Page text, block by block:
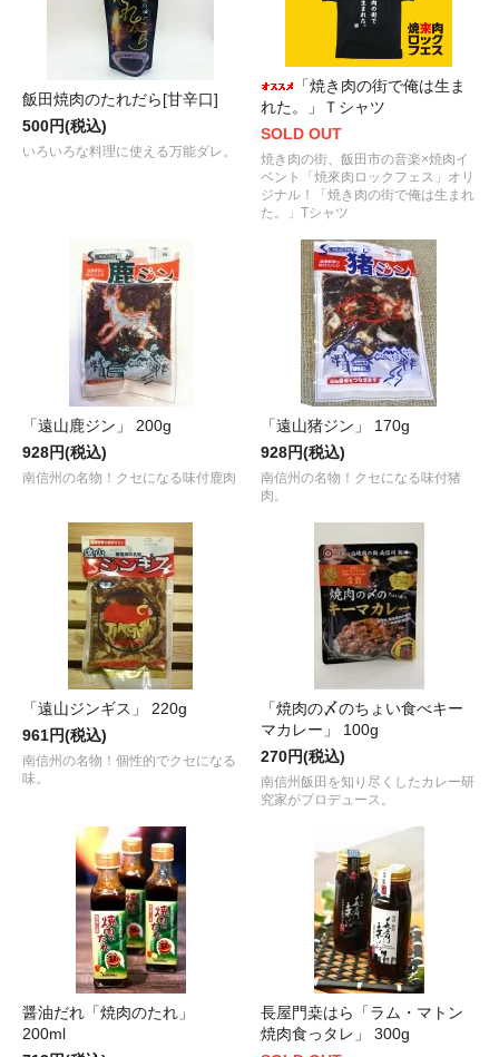
飯田焼肉のたれだら[甘辛口]
500円(税込)
いろいろな料理に使える万能ダレ。
「焼き肉の街で俺は生ま
れた。」Ｔシャツ
SOLD OUT
焼き肉の街、飯田市の音楽×焼肉イ
ベント「焼來肉ロックフェス」オリ
ジナル！「焼き肉の街で俺は生まれ
た。」Tシャツ
「遠山鹿ジン」 200g
928円(税込)
南信州の名物！クセになる味付鹿肉
「遠山猪ジン」 170g
928円(税込)
南信州の名物！クセになる味付猪
肉。
「遠山ジンギス」 220g
961円(税込)
南信州の名物！個性的でクセになる
味。
「焼肉の〆のちょい食べキー
マカレー」 100g
270円(税込)
南信州飯田を知り尽くしたカレー研
究家がプロデュース。
醤油だれ「焼肉のたれ」
200ml
長屋門桒はら「ラム・マトン
焼肉食っタレ」 300g